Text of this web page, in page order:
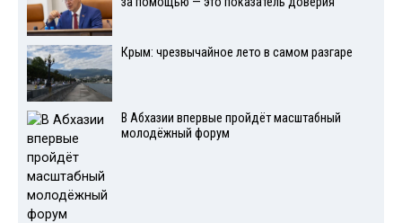
Крым: чрезвычайное лето в самом разгаре
В Абхазии впервые пройдёт масштабный
молодёжный форум